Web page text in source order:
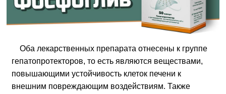
Оба лекарственных препарата отнесены к группе
гепатопротекторов, то есть являются веществами,
повышающими устойчивость клеток печени к
внешним повреждающим воздействиям. Также